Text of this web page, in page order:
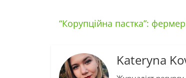
“Корупційна пастка”:
Kateryna